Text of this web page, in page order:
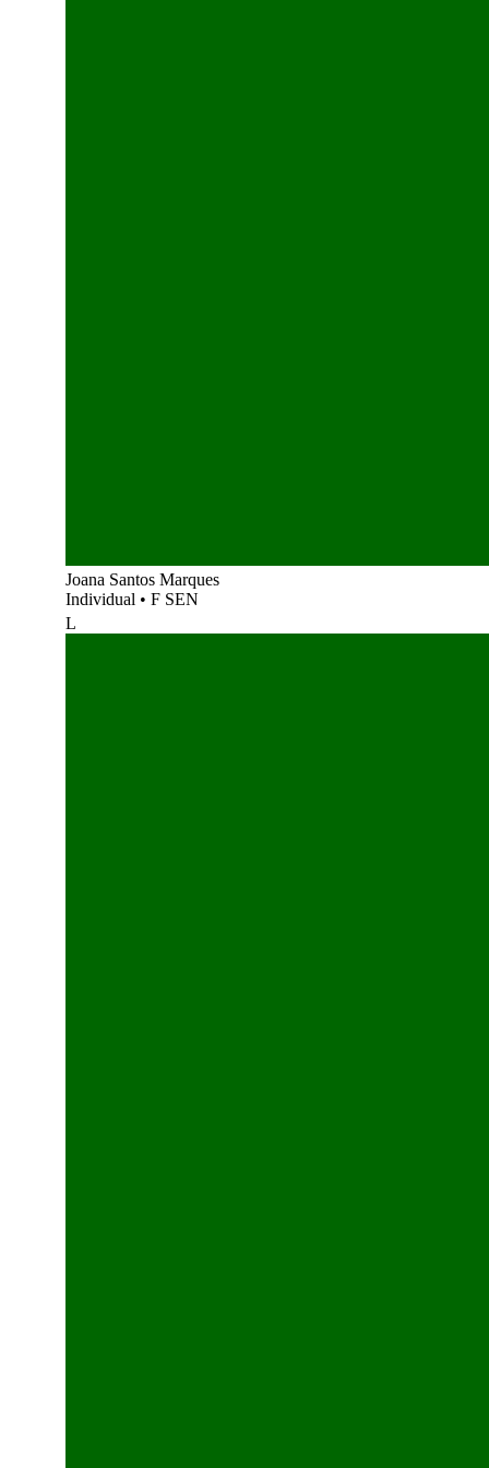
Joana Santos Marques
Individual • F SEN
L